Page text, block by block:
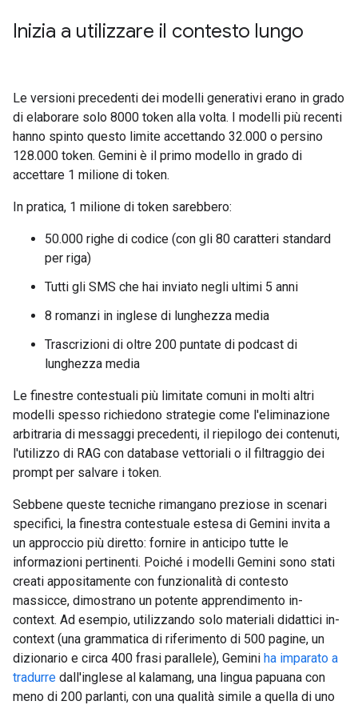
Inizia a utilizzare il contesto lungo
Le versioni precedenti dei modelli generativi erano in grado
di elaborare solo 8000 token alla volta. I modelli più recenti
hanno spinto questo limite accettando 32.000 o persino
128.000 token. Gemini è il primo modello in grado di
accettare 1 milione di token.
In pratica, 1 milione di token sarebbero:
50.000 righe di codice (con gli 80 caratteri standard
per riga)
Tutti gli SMS che hai inviato negli ultimi 5 anni
8 romanzi in inglese di lunghezza media
Trascrizioni di oltre 200 puntate di podcast di
lunghezza media
Le finestre contestuali più limitate comuni in molti altri
modelli spesso richiedono strategie come l'eliminazione
arbitraria di messaggi precedenti, il riepilogo dei contenuti,
l'utilizzo di RAG con database vettoriali o il filtraggio dei
prompt per salvare i token.
Sebbene queste tecniche rimangano preziose in scenari
specifici, la finestra contestuale estesa di Gemini invita a
un approccio più diretto: fornire in anticipo tutte le
informazioni pertinenti. Poiché i modelli Gemini sono stati
creati appositamente con funzionalità di contesto
massicce, dimostrano un potente apprendimento in-
context. Ad esempio, utilizzando solo materiali didattici in-
context (una grammatica di riferimento di 500 pagine, un
dizionario e circa 400 frasi parallele), Gemini ha imparato a
tradurre dall'inglese al kalamang, una lingua papuana con
meno di 200 parlanti, con una qualità simile a quella di uno